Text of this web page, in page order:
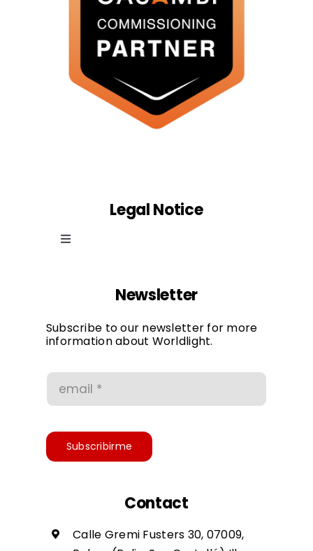
Legal Notice
Toggle
Privacy Policy
Newsletter
Subscribe to our newsletter for more
information about Worldlight.
Subscribirme
Contact
Calle Gremi Fusters 30, 07009,